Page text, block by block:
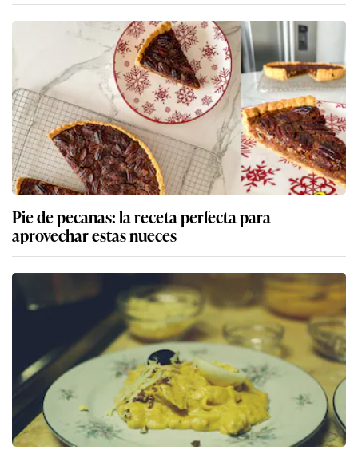
Pie de pecanas: la receta perfecta para
aprovechar estas nueces